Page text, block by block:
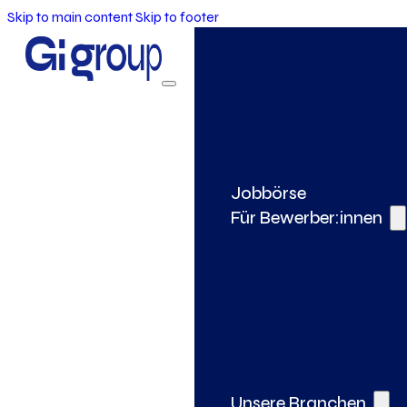
Skip to main contentSkip to footer
Jobbörse
Für Bewerber:innen